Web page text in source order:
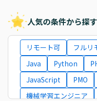
人気の条件から探す
リモート可 フルリ
Java
Python
JavaScript
PMO
機械学習エンジニア